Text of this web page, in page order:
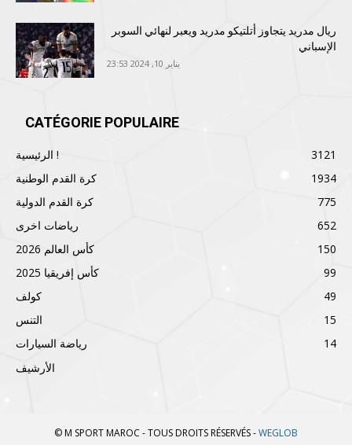
ريال مدريد يتجاوز أتلتيكو مدريد ويعبر لنهائي السوبر
الإسباني
يناير 10, 2024 23:53
CATÉGORIE POPULAIRE
الرئيسية !
3121
كرة القدم الوطنية
1934
كرة القدم الدولية
775
رياضات اخرى
652
كأس العالم 2026
150
كأس إفريقيا 2025
99
كولف
49
التنس
15
رياضة السيارات
14
الأرشيف
© M SPORT MAROC - TOUS DROITS RÉSERVÉS -WEGLOB